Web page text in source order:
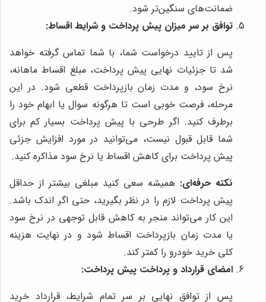
ضمانت‌های سنگین‌تر شود.
توافق بر سر میزان پیش پرداخت و شرایط اقساط:
پس از تایید درخواست شما، با شما تماس گرفته خواهد
شد تا جزئیات نهایی پیش پرداخت، مبلغ اقساط ماهانه،
نرخ سود، و مدت زمان بازپرداخت قطعی شود. در این
مرحله، فرصت خوبی است تا هرگونه سوال یا ابهام خود را
برطرف کنید. اگر طرحی با پیش پرداخت بسیار کم برای
شما قابل قبول نیست، می‌توانید در مورد افزایش جزئی
پیش پرداخت برای کاهش اقساط یا نرخ سود مذاکره کنید.
نکته حرفه‌ای: همیشه سعی کنید مبلغی بیشتر از حداقل
پیش پرداخت لازم را در نظر بگیرید، حتی اگر اندک باشد.
این کار می‌تواند منجر به کاهش قابل توجهی در نرخ سود
یا مدت زمان بازپرداخت اقساط شود و در نهایت هزینه
کلی خرید خودرو را کمتر کند.
امضای قرارداد و پرداخت پیش پرداخت:
پس از توافق نهایی بر سر تمام شرایط، قرارداد خرید